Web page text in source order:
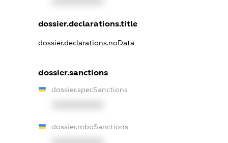
dossier.declarations.title
dossier.declarations.noData
dossier.sanctions
dossier.specSanctions
dossier.rnboSanctions